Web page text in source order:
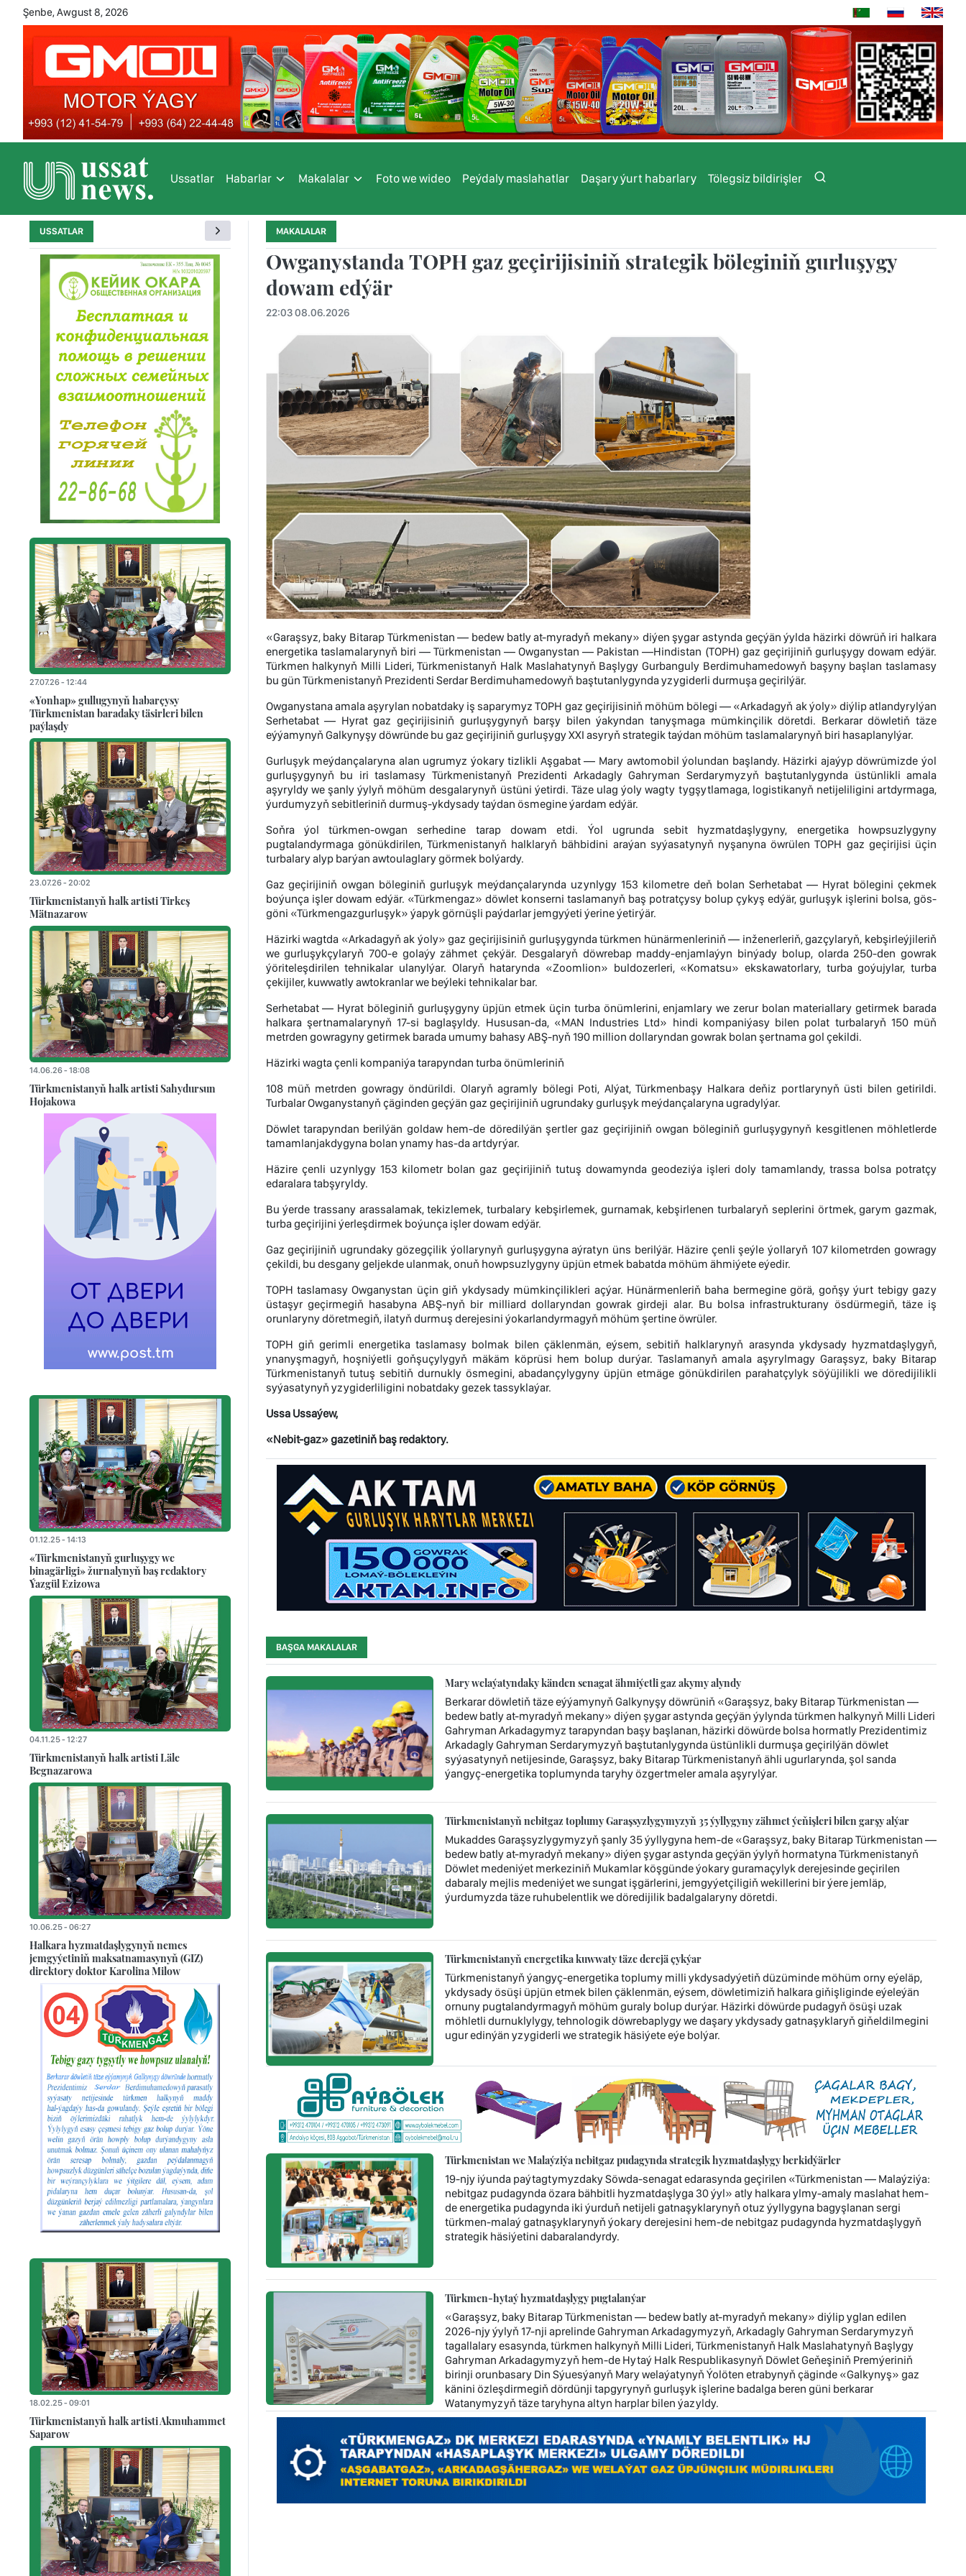
Şenbe, Awgust 8, 2026
Ussatlar Habarlar Makalalar Foto we wideo Peýdaly maslahatlar Daşary ýurt habarlary Tölegsiz bildirişler
MAKALALAR
Owganystanda TOPH gaz geçirijisiniň strategik böleginiň gurluşygy
dowam edýär
22:03 08.06.2026
«Garaşsyz, baky Bitarap Türkmenistan — bedew batly at-myradyň mekany» diýen şygar astynda geçýän ýylda häzirki döwrüň iri halkara
energetika taslamalarynyň biri — Türkmenistan — Owganystan — Pakistan —Hindistan (TOPH) gaz geçirijiniň gurluşygy dowam edýär.
Türkmen halkynyň Milli Lideri, Türkmenistanyň Halk Maslahatynyň Başlygy Gurbanguly Berdimuhamedowyň başyny başlan taslamasy
bu gün Türkmenistanyň Prezidenti Serdar Berdimuhamedowyň baştutanlygynda yzygiderli durmuşa geçirilýär.
Owganystana amala aşyrylan nobatdaky iş saparymyz TOPH gaz geçirijisiniň möhüm bölegi — «Arkadagyň ak ýoly» diýlip atlandyrylýan
Serhetabat — Hyrat gaz geçirijisiniň gurluşygynyň barşy bilen ýakyndan tanyşmaga mümkinçilik döretdi. Berkarar döwletiň täze
eýýamynyň Galkynyşy döwründe bu gaz geçirijiniň gurluşygy XXI asyryň strategik taýdan möhüm taslamalarynyň biri hasaplanylýar.
Gurluşyk meýdançalaryna alan ugrumyz ýokary tizlikli Aşgabat — Mary awtomobil ýolundan başlandy. Häzirki ajaýyp döwrümizde ýol
gurluşygynyň bu iri taslamasy Türkmenistanyň Prezidenti Arkadagly Gahryman Serdarymyzyň baştutanlygynda üstünlikli amala
aşyryldy we şanly ýylyň möhüm desgalarynyň üstüni ýetirdi. Täze ulag ýoly wagty tygşytlamaga, logistikanyň netijeliligini artdyrmaga,
ýurdumyzyň sebitleriniň durmuş-ykdysady taýdan ösmegine ýardam edýär.
Soňra ýol türkmen-owgan serhedine tarap dowam etdi. Ýol ugrunda sebit hyzmatdaşlygyny, energetika howpsuzlygyny
pugtalandyrmaga gönükdirilen, Türkmenistanyň halklaryň bähbidini araýan syýasatynyň nyşanyna öwrülen TOPH gaz geçirijisi üçin
turbalary alyp barýan awtoulaglary görmek bolýardy.
Gaz geçirijiniň owgan böleginiň gurluşyk meýdançalarynda uzynlygy 153 kilometre deň bolan Serhetabat — Hyrat bölegini çekmek
boýunça işler dowam edýär. «Türkmengaz» döwlet konserni taslamanyň baş potratçysy bolup çykyş edýär, gurluşyk işlerini bolsa, gös-
göni «Türkmengazgurluşyk» ýapyk görnüşli paýdarlar jemgyýeti ýerine ýetirýär.
Häzirki wagtda «Arkadagyň ak ýoly» gaz geçirijisiniň gurluşygynda türkmen hünärmenleriniň — inženerleriň, gazçylaryň, kebşirleýjileriň
we gurluşykçylaryň 700-e golaýy zähmet çekýär. Desgalaryň döwrebap maddy-enjamlaýyn binýady bolup, olarda 250-den gowrak
ýöriteleşdirilen tehnikalar ulanylýar. Olaryň hatarynda «Zoomlion» buldozerleri, «Komatsu» ekskawatorlary, turba goýujylar, turba
çekijiler, kuwwatly awtokranlar we beýleki tehnikalar bar.
Serhetabat — Hyrat böleginiň gurluşygyny üpjün etmek üçin turba önümlerini, enjamlary we zerur bolan materiallary getirmek barada
halkara şertnamalarynyň 17-si baglaşyldy. Hususan-da, «MAN Industries Ltd» hindi kompaniýasy bilen polat turbalaryň 150 müň
metrden gowragyny getirmek barada umumy bahasy ABŞ-nyň 190 million dollaryndan gowrak bolan şertnama gol çekildi.
Häzirki wagta çenli kompaniýa tarapyndan turba önümleriniň
108 müň metrden gowragy öndürildi. Olaryň agramly bölegi Poti, Alýat, Türkmenbaşy Halkara deňiz portlarynyň üsti bilen getirildi.
Turbalar Owganystanyň çäginden geçýän gaz geçirijiniň ugrundaky gurluşyk meýdançalaryna ugradylýar.
Döwlet tarapyndan berilýän goldaw hem-de döredilýän şertler gaz geçirijiniň owgan böleginiň gurluşygynyň kesgitlenen möhletlerde
tamamlanjakdygyna bolan ynamy has-da artdyrýar.
Häzire çenli uzynlygy 153 kilometr bolan gaz geçirijiniň tutuş dowamynda geodeziýa işleri doly tamamlandy, trassa bolsa potratçy
edaralara tabşyryldy.
Bu ýerde trassany arassalamak, tekizlemek, turbalary kebşirlemek, gurnamak, kebşirlenen turbalaryň seplerini örtmek, garym gazmak,
turba geçirijini ýerleşdirmek boýunça işler dowam edýär.
Gaz geçirijiniň ugrundaky gözegçilik ýollarynyň gurluşygyna aýratyn üns berilýär. Häzire çenli şeýle ýollaryň 107 kilometrden gowragy
çekildi, bu desgany geljekde ulanmak, onuň howpsuzlygyny üpjün etmek babatda möhüm ähmiýete eýedir.
TOPH taslamasy Owganystan üçin giň ykdysady mümkinçilikleri açýar. Hünärmenleriň baha bermegine görä, goňşy ýurt tebigy gazy
üstaşyr geçirmegiň hasabyna ABŞ-nyň bir milliard dollaryndan gowrak girdeji alar. Bu bolsa infrastrukturany ösdürmegiň, täze iş
orunlaryny döretmegiň, ilatyň durmuş derejesini ýokarlandyrmagyň möhüm şertine öwrüler.
TOPH giň gerimli energetika taslamasy bolmak bilen çäklenmän, eýsem, sebitiň halklarynyň arasynda ykdysady hyzmatdaşlygyň,
ynanyşmagyň, hoşniýetli goňşuçylygyň mäkäm köprüsi hem bolup durýar. Taslamanyň amala aşyrylmagy Garaşsyz, baky Bitarap
Türkmenistanyň tutuş sebitiň durnukly ösmegini, abadançylygyny üpjün etmäge gönükdirilen parahatçylyk söýüjilikli we döredijilikli
syýasatynyň yzygiderliligini nobatdaky gezek tassyklaýar.
Ussa Ussaýew,
«Nebit-gaz» gazetiniň baş redaktory.
BAŞGA MAKALALAR
Mary welaýatyndaky känden senagat ähmiýetli gaz akymy alyndy
Berkarar döwletiň täze eýýamynyň Galkynyşy döwrüniň «Garaşsyz, baky Bitarap Türkmenistan —
bedew batly at-myradyň mekany» diýen şygar astynda geçýän ýylynda türkmen halkynyň Milli Lideri
Gahryman Arkadagymyz tarapyndan başy başlanan, häzirki döwürde bolsa hormatly Prezidentimiz
Arkadagly Gahryman Serdarymyzyň baştutanlygynda üstünlikli durmuşa geçirilýän döwlet
syýasatynyň netijesinde, Garaşsyz, baky Bitarap Türkmenistanyň ähli ugurlarynda, şol sanda
ýangyç-energetika toplumynda taryhy özgertmeler amala aşyrylýar.
Türkmenistanyň nebitgaz toplumy Garaşsyzlygymyzyň 35 ýyllygyny zähmet ýeňişleri bilen garşy alýar
Mukaddes Garaşsyzlygymyzyň şanly 35 ýyllygyna hem-de «Garaşsyz, baky Bitarap Türkmenistan —
bedew batly at-myradyň mekany» diýen şygar astynda geçýän ýylyň hormatyna Türkmenistanyň
Döwlet medeniýet merkeziniň Mukamlar köşgünde ýokary guramaçylyk derejesinde geçirilen
dabaraly mejlis medeniýet we sungat işgärlerini, jemgyýetçiligiň wekillerini bir ýere jemläp,
ýurdumyzda täze ruhubelentlik we döredijilik badalgalaryny döretdi.
Türkmenistanyň energetika kuwwaty täze derejä çykýar
Türkmenistanyň ýangyç-energetika toplumy milli ykdysadyýetiň düzüminde möhüm orny eýeläp,
ykdysady ösüşi üpjün etmek bilen çäklenmän, eýsem, döwletimiziň halkara giňişliginde eýeleýän
ornuny pugtalandyrmagyň möhüm guraly bolup durýar. Häzirki döwürde pudagyň ösüşi uzak
möhletli durnuklylygy, tehnologik döwrebaplygy we daşary ykdysady gatnaşyklaryň giňeldilmegini
ugur edinýän yzygiderli we strategik häsiýete eýe bolýar.
Türkmenistan we Malaýziýa nebitgaz pudagynda strategik hyzmatdaşlygy berkidýärler
19-njy iýunda paýtagtymyzdaky Söwda-senagat edarasynda geçirilen «Türkmenistan — Malaýziýa:
nebitgaz pudagynda özara bähbitli hyzmatdaşlyga 30 ýyl» atly halkara ylmy-amaly maslahat hem-
de energetika pudagynda iki ýurduň netijeli gatnaşyklarynyň otuz ýyllygyna bagyşlanan sergi
türkmen-malaý gatnaşyklarynyň ýokary derejesini hem-de nebitgaz pudagynda hyzmatdaşlygyň
strategik häsiýetini dabaralandyrdy.
Türkmen-hytaý hyzmatdaşlygy pugtalanýar
«Garaşsyz, baky Bitarap Türkmenistan — bedew batly at-myradyň mekany» diýlip yglan edilen
2026-njy ýylyň 17-nji aprelinde Gahryman Arkadagymyzyň, Arkadagly Gahryman Serdarymyzyň
tagallalary esasynda, türkmen halkynyň Milli Lideri, Türkmenistanyň Halk Maslahatynyň Başlygy
Gahryman Arkadagymyzyň hem-de Hytaý Halk Respublikasynyň Döwlet Geňeşiniň Premýeriniň
birinji orunbasary Din Sýuesýanyň Mary welaýatynyň Ýolöten etrabynyň çäginde «Galkynyş» gaz
känini özleşdirmegiň dördünji tapgyrynyň gurluşyk işlerine badalga beren güni berkarar
Watanymyzyň täze taryhyna altyn harplar bilen ýazyldy.
USSATLAR
27.07.26 - 12:44
«Yonhap» gullugynyň habarçysy
Türkmenistan baradaky täsirleri bilen
paýlaşdy
23.07.26 - 20:02
Türkmenistanyň halk artisti Tirkeş
Mätnazarow
14.06.26 - 18:08
Türkmenistanyň halk artisti Sahydursun
Hojakowa
01.12.25 - 14:13
«Türkmenistanyň gurluşygy we
binagärligi» žurnalynyň baş redaktory
Ýazgül Ezizowa
04.11.25 - 12:27
Türkmenistanyň halk artisti Läle
Begnazarowa
10.06.25 - 06:27
Halkara hyzmatdaşlygynyň nemes
jemgyýetiniň maksatnamasynyň (GIZ)
direktory doktor Karolina Milow
18.02.25 - 09:01
Türkmenistanyň halk artisti Akmuhammet
Saparow